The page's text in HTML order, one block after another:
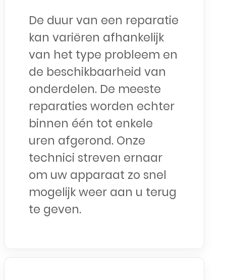
De duur van een reparatie
kan variëren afhankelijk
van het type probleem en
de beschikbaarheid van
onderdelen. De meeste
reparaties worden echter
binnen één tot enkele
uren afgerond. Onze
technici streven ernaar
om uw apparaat zo snel
mogelijk weer aan u terug
te geven.